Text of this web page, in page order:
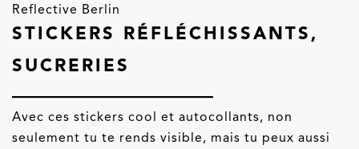
Reflective Berlin
STICKERS RÉFLÉCHISSANTS,
SUCRERIES
Avec ces stickers cool et autocollants, non
seulement tu te rends visible, mais tu peux aussi